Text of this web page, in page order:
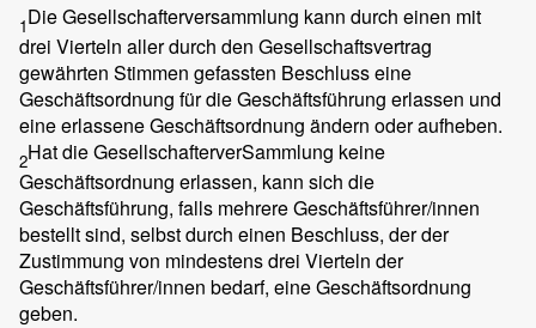
1Die Gesellschafterversammlung kann durch einen mit
drei Vierteln aller durch den Gesellschaftsvertrag
gewährten Stimmen gefassten Beschluss eine
Geschäftsordnung für die Geschäftsführung erlassen und
eine erlassene Geschäftsordnung ändern oder aufheben.
2Hat die GesellschafterverSammlung keine
Geschäftsordnung erlassen, kann sich die
Geschäftsführung, falls mehrere Geschäftsführer/innen
bestellt sind, selbst durch einen Beschluss, der der
Zustimmung von mindestens drei Vierteln der
Geschäftsführer/innen bedarf, eine Geschäftsordnung
geben.